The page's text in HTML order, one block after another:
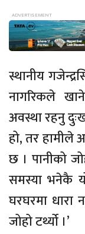
स्थानीय
नागरिकले
अवस्था रहनु
हो, तर हामीले
छ । पानीको
समस्या भनेकै
घरघरमा धारा
जोहो टर्थ्यो ।’